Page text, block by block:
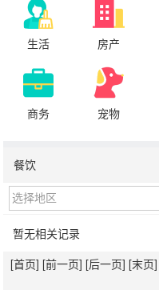
生活 房产
商务 宠物
餐饮
选择地区
暂无相关记录
[首页] [前一页] [后一页] [末页]